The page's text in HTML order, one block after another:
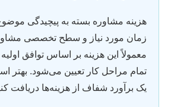
هزینه مشاوره بسته به پیچیدگی
زمان مورد نیاز و سطح تخصصی
معمولاً این هزینه بر اساس توافق
تمام مراحل کار تعیین می‌شود. بهتر
یک برآورد شفاف از هزینه‌ها دریافت